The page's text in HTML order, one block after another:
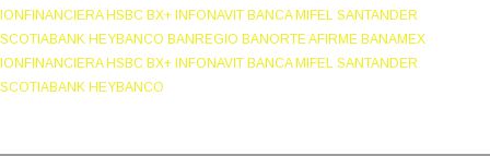
IONFINANCIERA HSBC BX+ INFONAVIT BANCA MIFEL SANTANDER
SCOTIABANK HEYBANCO BANREGIO BANORTE AFIRME BANAMEX
IONFINANCIERA HSBC BX+ INFONAVIT BANCA MIFEL SANTANDER
SCOTIABANK HEYBANCO